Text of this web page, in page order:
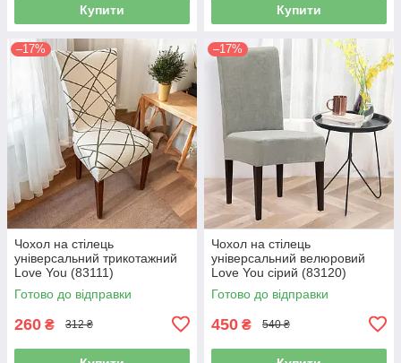
Купити Купити
–17%
Чохол на стілець
універсальний трикотажний
Love You (83111)
Готово до відправки
260 ₴ 312 ₴
–17%
Чохол на стілець
універсальний велюровий
Love You сірий (83120)
Готово до відправки
450 ₴ 540 ₴